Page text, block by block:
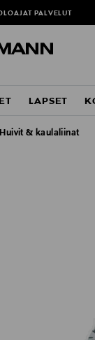
PALVELUT
LAPSET
Huivit & kaulaliinat